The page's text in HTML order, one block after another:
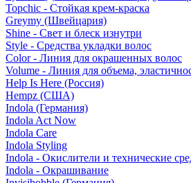
Topchic - Стойкая крем-краска
Greymy (Швейцария)
Shine - Свет и блеск изнутри
Style - Средства укладки волос
Color - Линия для окрашенных волос
Volume - Линия для объема,
Help Is Here (Россия)
Hempz (США)
Indola (Германия)
Indola Act Now
Indola Care
Indola Styling
Indola - Окислители и технические
Indola - Окрашивание